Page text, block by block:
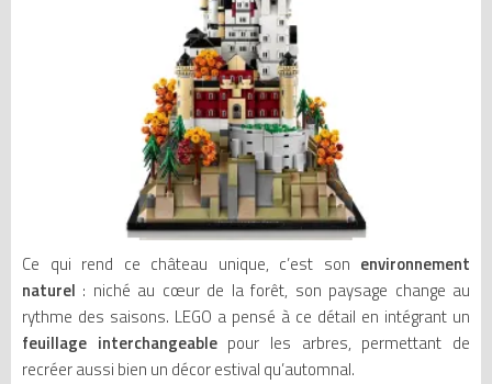
Ce qui rend ce château unique, c’est son environnement
naturel : niché au cœur de la forêt, son paysage change au
rythme des saisons. LEGO a pensé à ce détail en intégrant un
feuillage interchangeablepour les arbres, permettant de
recréer aussi bien un décor estival qu’automnal.